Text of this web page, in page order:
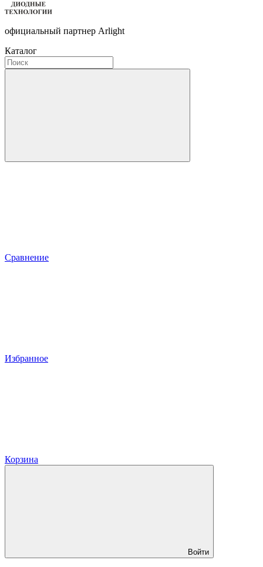
официальный партнер Arlight
Каталог
Сравнение
Избранное
Корзина
Войти